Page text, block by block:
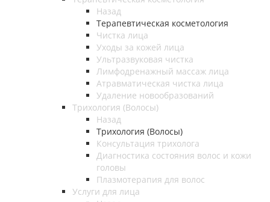
Назад
Терапевтическая косметология
Чистка лица
Уходы за кожей лица
Ультразвуковая чистка
Лимфодренажный массаж лица
Атравматическая чистка лица
Удаление новообразований
Трихология (Волосы)
Назад
Трихология (Волосы)
Консультация трихолога
Диагностика состояния волос и кожи
головы
Плазмотерапия для волос
Услуги для лица